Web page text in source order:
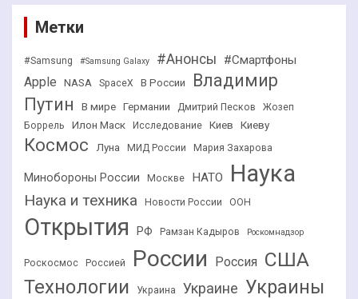
Метки
#Samsung #Samsung Galaxy #Анонсы #Смартфоны
Apple NASA SpaceX В России
Владимир
Путин
В мире Германии Дмитрий Песков
Жозеп
Боррель
Илон Маск Исследование Киев Киеву
Космос Луна МИД России Мария Захарова
Минобороны России Москве НАТО Наука
Наука и техника Новости России ООН
Открытия РФ Рамзан Кадыров Роскомнадзор
Роскосмос Россией России Россия США
Технологии Украина Украине Украины